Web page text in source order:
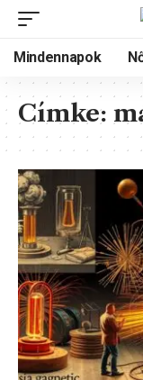
Mindennapok
Címke: